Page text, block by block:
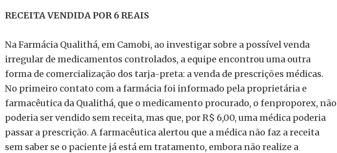
RECEITA VENDIDA POR 6 REAIS
Na Farmácia Qualithá, em Camobi, ao investigar sobre a possível venda
irregular de medicamentos controlados, a equipe encontrou uma outra
forma de comercialização dos tarja-preta: a venda de prescrições médicas.
No primeiro contato com a farmácia foi informado pela proprietária e
farmacêutica da Qualithá, que o medicamento procurado, o fenproporex, não
poderia ser vendido sem receita, mas que, por R$ 6,00, uma médica poderia
passar a prescrição. A farmacêutica alertou que a médica não faz a receita
sem saber se o paciente já está em tratamento, embora não realize a